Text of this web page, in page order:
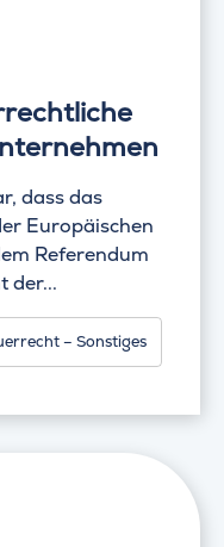
dass das
Europäischen
Referendum
der...
– Sonstiges